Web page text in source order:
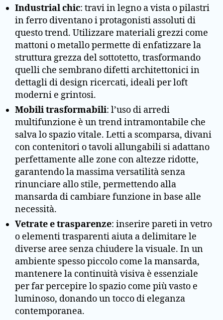
Industrial chic: travi in legno a vista o pilastri
in ferro diventano i protagonisti assoluti di
questo trend. Utilizzare materiali grezzi come
mattoni o metallo permette di enfatizzare la
struttura grezza del sottotetto, trasformando
quelli che sembrano difetti architettonici in
dettagli di design ricercati, ideali per loft
moderni e grintosi.
Mobili trasformabili: l’uso di arredi
multifunzione è un trend intramontabile che
salva lo spazio vitale. Letti a scomparsa, divani
con contenitori o tavoli allungabili si adattano
perfettamente alle zone con altezze ridotte,
garantendo la massima versatilità senza
rinunciare allo stile, permettendo alla
mansarda di cambiare funzione in base alle
necessità.
Vetrate e trasparenze: inserire pareti in vetro
o elementi trasparenti aiuta a delimitare le
diverse aree senza chiudere la visuale. In un
ambiente spesso piccolo come la mansarda,
mantenere la continuità visiva è essenziale
per far percepire lo spazio come più vasto e
luminoso, donando un tocco di eleganza
contemporanea.